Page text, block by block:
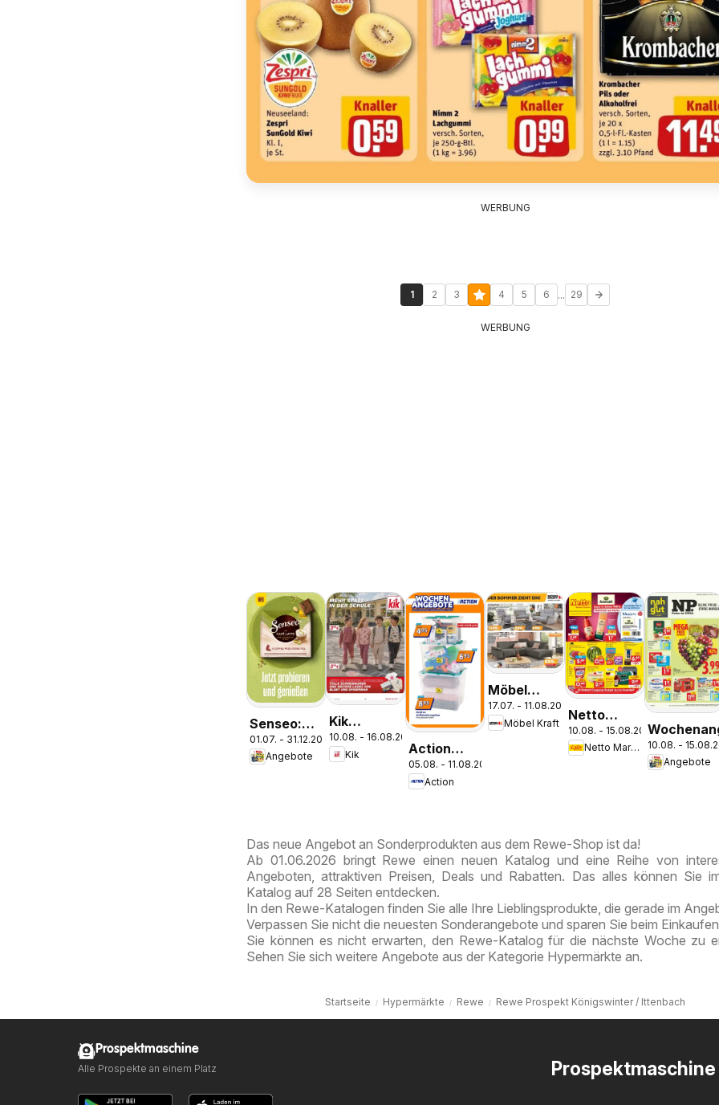
WERBUNG
1 2 3 4 5 6 ... 29
WERBUNG
Senseo:
Café Latte
Dubai
01.07. - 31.12.2026
Angebote
Kik
Aktueller
Prospekt
10.08. - 16.08.2026
Kik
Action
Kleine
Preise,
05.08. - 11.08.2026
Action
Möbel
Kraft Der
Sommer
17.07. - 11.08.2026
Möbel Kraft
Netto
Marken-
Discount
10.08. - 15.08.2026
Netto Marken-Discount
10.08. -
Angebote
Das neue Angebot an Sonderprodukten aus dem Rewe-Shop ist da!
Ab 01.06.2026 bringt Rewe einen neuen Katalog und eine Reihe von
Angeboten, attraktiven Preisen, Deals und Rabatten. Das alles können Sie
Katalog auf 28 Seiten entdecken.
In den Rewe-Katalogen finden Sie alle Ihre Lieblingsprodukte, die gerade im
Verpassen Sie nicht die neuesten Sonderangebote und sparen Sie beim
Sie können es nicht erwarten, den Rewe-Katalog für die nächste Woche zu
Sehen Sie sich weitere Angebote aus der Kategorie Hypermärkte an.
Startseite Hypermärkte Rewe Rewe Prospekt Königswinter / Ittenbach
Prospektmaschine
Prospektmaschine
Alle Prospekte an einem Platz